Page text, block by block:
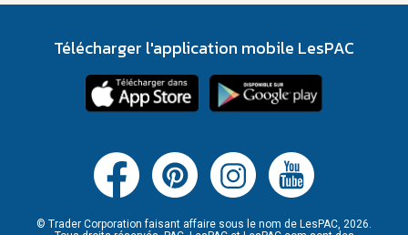
Télécharger l'application mobile LesPAC
© Trader Corporation faisant affaire sous le nom de LesPAC, 2026.